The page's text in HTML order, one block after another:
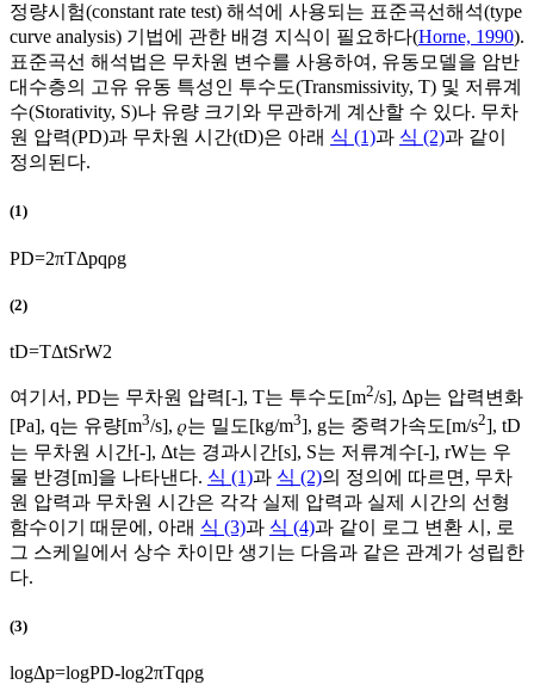
정량시험(constant rate test) 해석에 사용되는 표준곡선해석(type
curve analysis) 기법에 관한 배경 지식이 필요하다(Horne, 1990).
표준곡선 해석법은 무차원 변수를 사용하여, 유동모델을 암반
대수층의 고유 유동 특성인 투수도(Transmissivity, T) 및 저류계
수(Storativity, S)나 유량 크기와 무관하게 계산할 수 있다. 무차
원 압력(PD)과 무차원 시간(tD)은 아래 식 (1)과 식 (2)과 같이
정의된다.
(1)
PD=2πTΔpqρg
(2)
tD=TΔtSrW2
여기서, PD는 무차원 압력[-], T는 투수도[m2/s], Δp는 압력변화
[Pa], q는 유량[m3/s], 𝜌는 밀도[kg/m3], g는 중력가속도[m/s2], tD
는 무차원 시간[-], Δt는 경과시간[s], S는 저류계수[-], rW는 우
물 반경[m]을 나타낸다. 식 (1)과 식 (2)의 정의에 따르면, 무차
원 압력과 무차원 시간은 각각 실제 압력과 실제 시간의 선형
함수이기 때문에, 아래 식 (3)과 식 (4)과 같이 로그 변환 시, 로
그 스케일에서 상수 차이만 생기는 다음과 같은 관계가 성립한
다.
(3)
logΔp=logPD-log2πTqρg